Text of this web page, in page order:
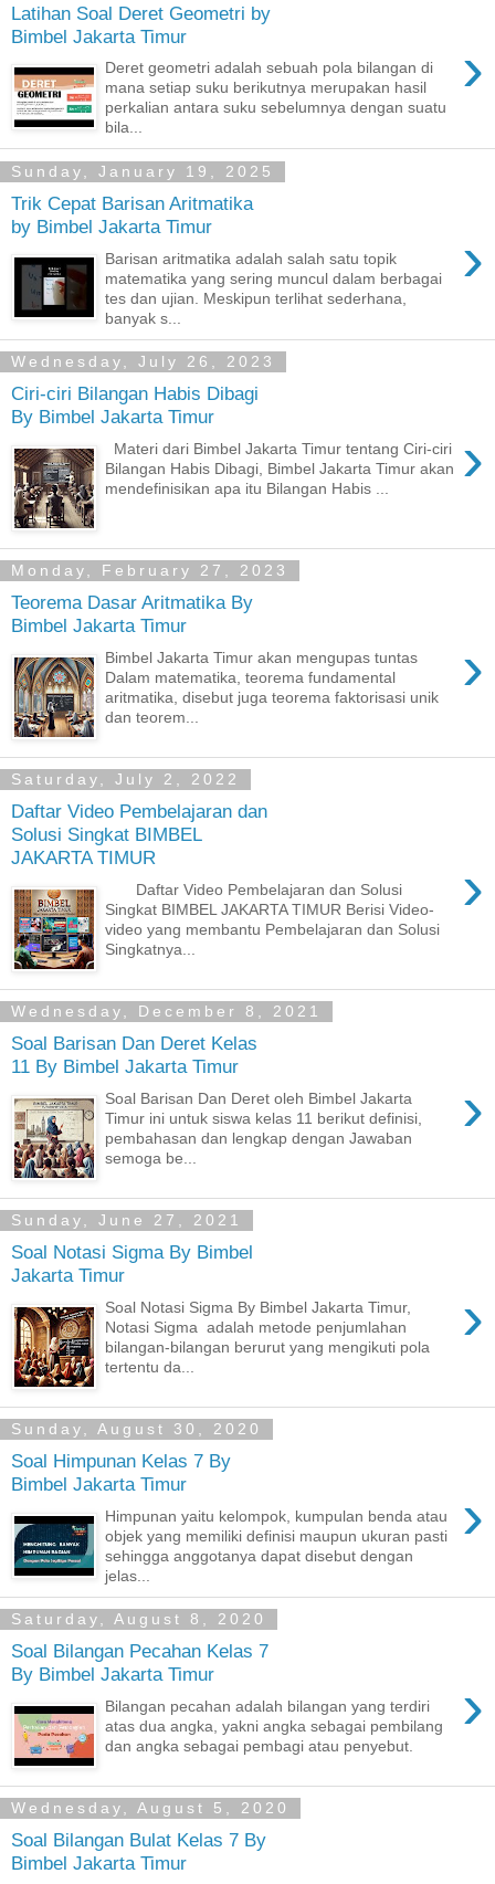
Latihan Soal Deret Geometri by
Bimbel Jakarta Timur
›
Deret geometri adalah sebuah pola bilangan di
mana setiap suku berikutnya merupakan hasil
perkalian antara suku sebelumnya dengan suatu
bila...
Sunday, January 19, 2025
Trik Cepat Barisan Aritmatika
by Bimbel Jakarta Timur
›
Barisan aritmatika adalah salah satu topik
matematika yang sering muncul dalam berbagai
tes dan ujian. Meskipun terlihat sederhana,
banyak s...
Wednesday, July 26, 2023
Ciri-ciri Bilangan Habis Dibagi
By Bimbel Jakarta Timur
›
Materi dari Bimbel Jakarta Timur tentang Ciri-ciri
Bilangan Habis Dibagi, Bimbel Jakarta Timur akan
mendefinisikan apa itu Bilangan Habis ...
Monday, February 27, 2023
Teorema Dasar Aritmatika By
Bimbel Jakarta Timur
›
Bimbel Jakarta Timur akan mengupas tuntas
Dalam matematika, teorema fundamental
aritmatika, disebut juga teorema faktorisasi unik
dan teorem...
Saturday, July 2, 2022
Daftar Video Pembelajaran dan
Solusi Singkat BIMBEL
JAKARTA TIMUR
›
Daftar Video Pembelajaran dan Solusi
Singkat BIMBEL JAKARTA TIMUR Berisi Video-
video yang membantu Pembelajaran dan Solusi
Singkatnya...
Wednesday, December 8, 2021
Soal Barisan Dan Deret Kelas
11 By Bimbel Jakarta Timur
›
Soal Barisan Dan Deret oleh Bimbel Jakarta
Timur ini untuk siswa kelas 11 berikut definisi,
pembahasan dan lengkap dengan Jawaban
semoga be...
Sunday, June 27, 2021
Soal Notasi Sigma By Bimbel
Jakarta Timur
›
Soal Notasi Sigma By Bimbel Jakarta Timur,
Notasi Sigma adalah metode penjumlahan
bilangan-bilangan berurut yang mengikuti pola
tertentu da...
Sunday, August 30, 2020
Soal Himpunan Kelas 7 By
Bimbel Jakarta Timur
›
Himpunan yaitu kelompok, kumpulan benda atau
objek yang memiliki definisi maupun ukuran pasti
sehingga anggotanya dapat disebut dengan
jelas...
Saturday, August 8, 2020
Soal Bilangan Pecahan Kelas 7
By Bimbel Jakarta Timur
›
Bilangan pecahan adalah bilangan yang terdiri
atas dua angka, yakni angka sebagai pembilang
dan angka sebagai pembagi atau penyebut.
Wednesday, August 5, 2020
Soal Bilangan Bulat Kelas 7 By
Bimbel Jakarta Timur